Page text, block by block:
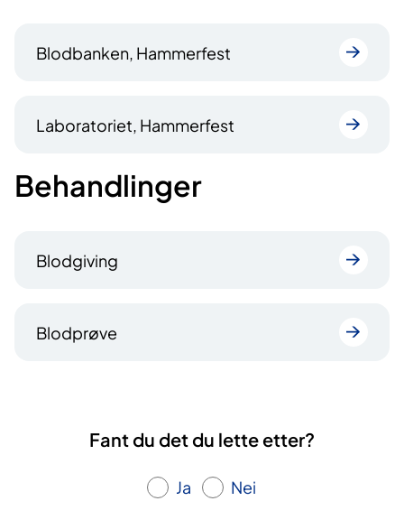
Blodbanken, Hammerfest
Laboratoriet, Hammerfest
Behandlinger
Blodgiving
Blodprøve
Fant du det du lette etter?
Ja Nei